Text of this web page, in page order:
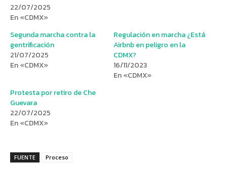
22/07/2025
En «CDMX»
Segunda marcha contra la
gentrificación
21/07/2025
En «CDMX»
Regulación en marcha ¿Está
Airbnb en peligro en la
CDMX?
16/11/2023
En «CDMX»
Protesta por retiro de Che
Guevara
22/07/2025
En «CDMX»
FUENTE Proceso